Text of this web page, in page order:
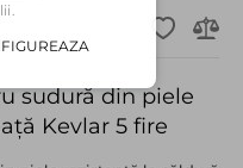
sudură din piele
Kevlar 5 fire